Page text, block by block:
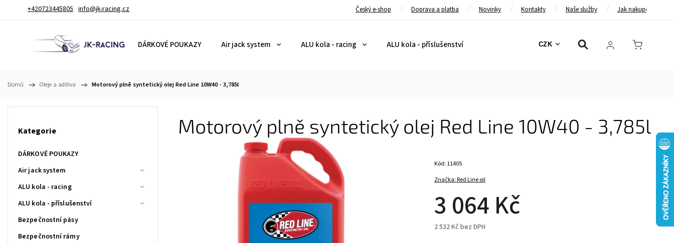
+420723445805 info@jk-racing.cz Český e-shop Doprava a platba Novinky Kontakty Naše služby Jak nakupovat
CZK
DÁRKOVÉ POUKAZY Air jack system ALU kola - racing ALU kola - příslušenství Bezpečnostní pásy Bezpečnostní rámy
Domů / Oleje a aditiva / Motorový plně syntetický olej Red Line 10W40 - 3,785l
Kategorie
DÁRKOVÉ POUKAZY
Air jack system
ALU kola - racing
ALU kola - příslušenství
Bezpečnostní pásy
Bezpečnostní rámy
Motorový plně syntetický olej Red Line 10W40 - 3,785l
Značka:Red Line oil
3 064 Kč
2 532 Kč bez DPH
Kód: 11405